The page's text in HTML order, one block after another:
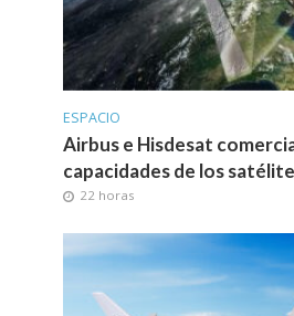
ESPACIO
Airbus e Hisdesat
capacidades de los
22 horas